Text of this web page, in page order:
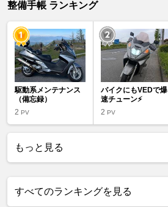
整備手帳 ランキング
駆動系メンテナンス
（備忘録）
2 PV
バイクにもVEDで爆
速チューン⚡
2PV
もっと見る
すべてのランキングを見る